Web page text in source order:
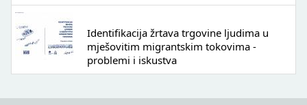
Identifikacija žrtava trgovine ljudima u
mješovitim migrantskim tokovima -
problemi i iskustva